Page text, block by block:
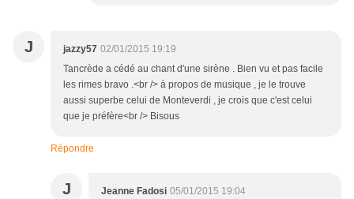
J jazzy57 02/01/2015 19:19
Tancrède a cédé au chant d'une sirène . Bien vu et pas facile
les rimes bravo .<br /> à propos de musique , je le trouve
aussi superbe celui de Monteverdi , je crois que c'est celui
que je préfère<br /> Bisous
Répondre
J Jeanne Fadosi 05/01/2015 19:04